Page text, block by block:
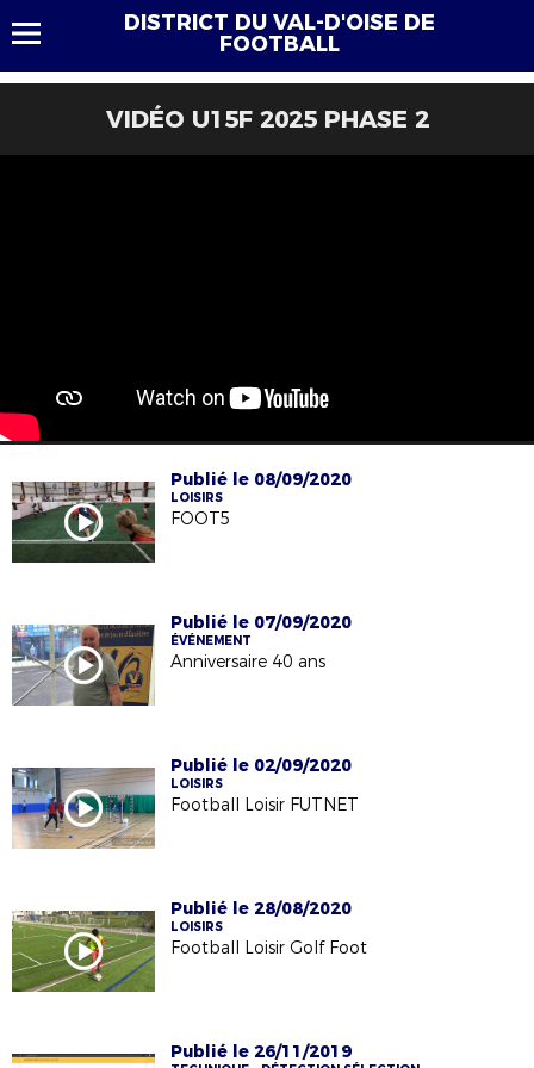
DISTRICT DU VAL-D'OISE DE
FOOTBALL
VIDÉO U15F 2025 PHASE 2
Publié le 08/09/2020
LOISIRS
FOOT5
Publié le 07/09/2020
ÉVÉNEMENT
Anniversaire 40 ans
Publié le 02/09/2020
LOISIRS
Football Loisir FUTNET
Publié le 28/08/2020
LOISIRS
Football Loisir Golf Foot
Publié le 26/11/2019